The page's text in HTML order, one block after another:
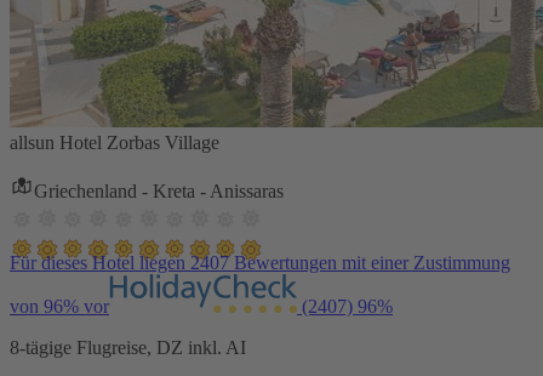
allsun Hotel Zorbas Village
Griechenland - Kreta - Anissaras
Für dieses Hotel liegen 2407 Bewertungen mit einer Zustimmung
von 96% vor (2407) 96%
8-tägige Flugreise, DZ inkl. AI